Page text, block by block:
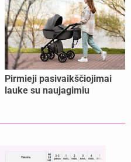
Pirmieji pasivaikščiojimai
lauke su naujagimiu